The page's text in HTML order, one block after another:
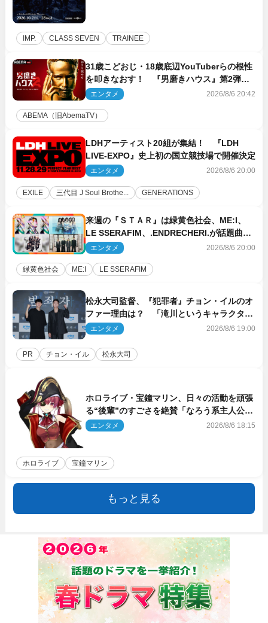
IMP. CLASS SEVEN TRAINEE
31歳こどおじ・18歳底辺YouTuberらの根性
を叩きなおす！ 『男磨きハウス』第2弾コ
ーチ陣発表
エンタメ 2026/8/6 20:42
ABEMA（旧AbemaTV）
LDHアーティスト20組が集結！ 『LDH
LIVE‐EXPO』史上初の国立競技場で開催決定
エンタメ 2026/8/6 20:00
EXILE 三代目 J Soul Brothe... GENERATIONS
来週の『ＳＴＡＲ』は緑黄色社会、ME:I、
LE SSERAFIM、.ENDRECHERI.が話題曲を
パフォーマンス！
エンタメ 2026/8/6 20:00
緑黄色社会 ME:I LE SSERAFIM
松永大司監督、『犯罪者』チョン・イルのオ
ファー理由は？ 「滝川というキャラクター
に出会えたことは本当に運が良かった」
エンタメ 2026/8/6 19:00
PR チョン・イル 松永大司
ホロライブ・宝鐘マリン、日々の活動を頑張
る“後輩”のすごさを絶賛「なろう系主人公ま
である」
エンタメ 2026/8/6 18:15
ホロライブ 宝鐘マリン
もっと見る